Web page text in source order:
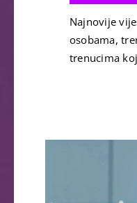
Najnovije
osobama,
trenucima